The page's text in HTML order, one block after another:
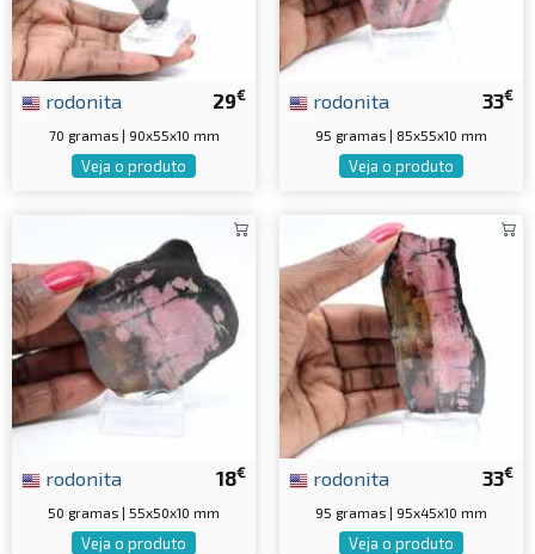
29€
rodonita
70 gramas | 90x55x10 mm
Veja o produto
33€
rodonita
95 gramas | 85x55x10 mm
Veja o produto
18€
rodonita
50 gramas | 55x50x10 mm
Veja o produto
33€
rodonita
95 gramas | 95x45x10 mm
Veja o produto